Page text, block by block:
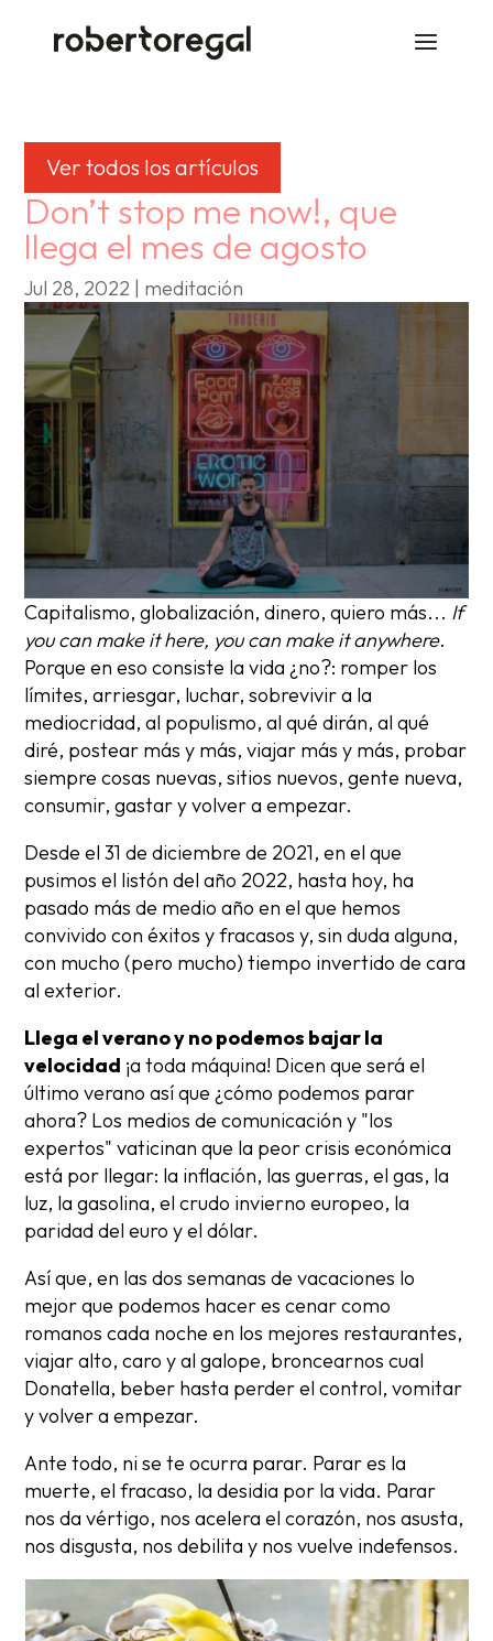
Ver todos los artículos
Don’t stop me now!, que
llega el mes de agosto
Jul 28, 2022 | meditación
Capitalismo, globalización, dinero, quiero más... If
you can make it here, you can make it anywhere.
Porque en eso consiste la vida ¿no?: romper los
límites, arriesgar, luchar, sobrevivir a la
mediocridad, al populismo, al qué dirán, al qué
diré, postear más y más, viajar más y más, probar
siempre cosas nuevas, sitios nuevos, gente nueva,
consumir, gastar y volver a empezar.
Desde el 31 de diciembre de 2021, en el que
pusimos el listón del año 2022, hasta hoy, ha
pasado más de medio año en el que hemos
convivido con éxitos y fracasos y, sin duda alguna,
con mucho (pero mucho) tiempo invertido de cara
al exterior.
Llega el verano y no podemos bajar la
velocidad ¡a toda máquina! Dicen que será el
último verano así que ¿cómo podemos parar
ahora? Los medios de comunicación y "los
expertos" vaticinan que la peor crisis económica
está por llegar: la inflación, las guerras, el gas, la
luz, la gasolina, el crudo invierno europeo, la
paridad del euro y el dólar.
Así que, en las dos semanas de vacaciones lo
mejor que podemos hacer es cenar como
romanos cada noche en los mejores restaurantes,
viajar alto, caro y al galope, broncearnos cual
Donatella, beber hasta perder el control, vomitar
y volver a empezar.
Ante todo, ni se te ocurra parar. Parar es la
muerte, el fracaso, la desidia por la vida. Parar
nos da vértigo, nos acelera el corazón, nos asusta,
nos disgusta, nos debilita y nos vuelve indefensos.